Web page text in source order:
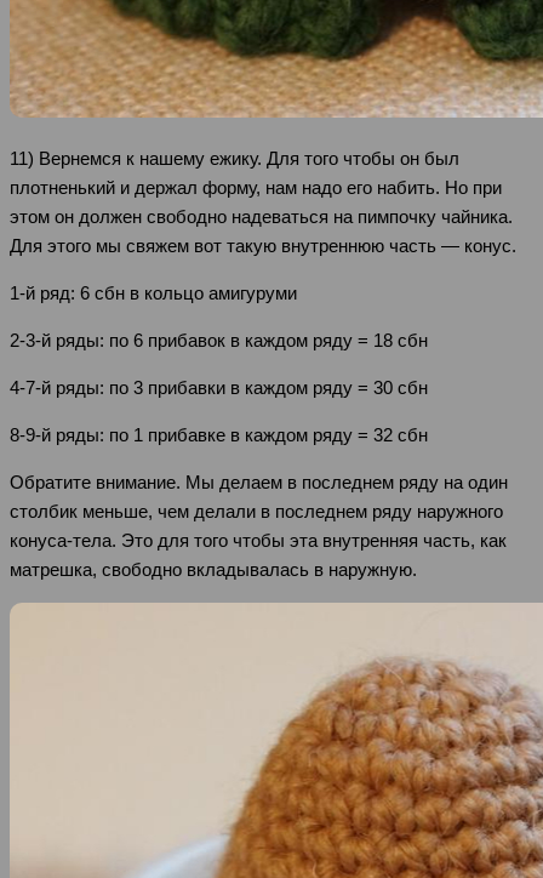
11) Вернемся к нашему ежику. Для того чтобы он был
плотненький и держал форму, нам надо его набить. Но при
этом он должен свободно надеваться на пимпочку чайника.
Для этого мы свяжем вот такую внутреннюю часть — конус.
1-й ряд: 6 сбн в кольцо амигуруми
2-3-й ряды: по 6 прибавок в каждом ряду = 18 сбн
4-7-й ряды: по 3 прибавки в каждом ряду = 30 сбн
8-9-й ряды: по 1 прибавке в каждом ряду = 32 сбн
Обратите внимание. Мы делаем в последнем ряду на один
столбик меньше, чем делали в последнем ряду наружного
конуса-тела. Это для того чтобы эта внутренняя часть, как
матрешка, свободно вкладывалась в наружную.